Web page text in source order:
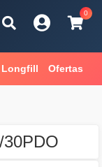
0
Longfill Ofertas